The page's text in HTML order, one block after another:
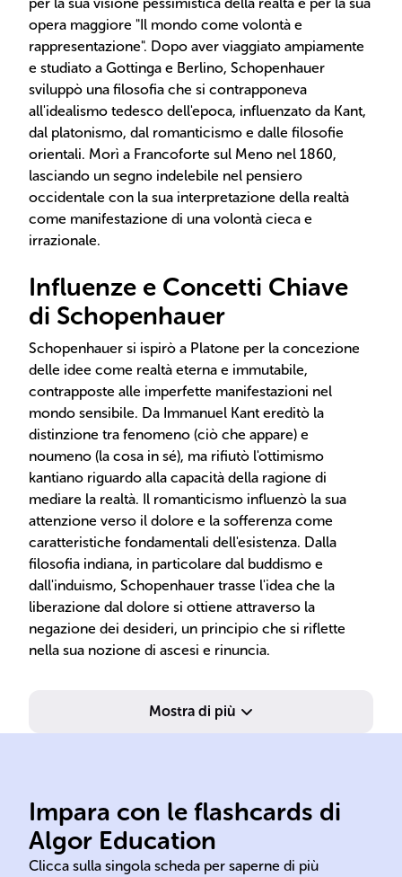
opera maggiore "Il mondo come volontà e
rappresentazione". Dopo aver viaggiato ampiamente
e studiato a Gottinga e Berlino, Schopenhauer
sviluppò una filosofia che si contrapponeva
all'idealismo tedesco dell'epoca, influenzato da Kant,
dal platonismo, dal romanticismo e dalle filosofie
orientali. Morì a Francoforte sul Meno nel 1860,
lasciando un segno indelebile nel pensiero
occidentale con la sua interpretazione della realtà
come manifestazione di una volontà cieca e
irrazionale.
Influenze e Concetti Chiave
di Schopenhauer
Schopenhauer si ispirò a Platone per la concezione
delle idee come realtà eterna e immutabile,
contrapposte alle imperfette manifestazioni nel
mondo sensibile. Da Immanuel Kant ereditò la
distinzione tra fenomeno (ciò che appare) e
noumeno (la cosa in sé), ma rifiutò l'ottimismo
kantiano riguardo alla capacità della ragione di
mediare la realtà. Il romanticismo influenzò la sua
attenzione verso il dolore e la sofferenza come
caratteristiche fondamentali dell'esistenza. Dalla
filosofia indiana, in particolare dal buddismo e
dall'induismo, Schopenhauer trasse l'idea che la
liberazione dal dolore si ottiene attraverso la
negazione dei desideri, un principio che si riflette
nella sua nozione di ascesi e rinuncia.
Mostra di più
Impara con le flashcards di
Algor Education
Clicca sulla singola scheda per saperne di più
Nato a Danzica nel 1788,
morto a Francoforte sul
Meno nel 1860.